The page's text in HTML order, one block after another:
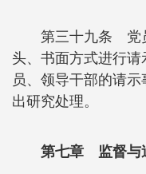
第三十九条 党
头、书面方式进行
员、领导干部的请
出研究处理。
第七章 监督与